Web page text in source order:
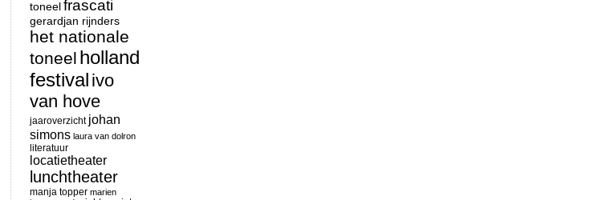
toneelfrascati
gerardjan rijnders
het nationale
toneel holland
festival ivo
van hove
jaaroverzicht johan
simons laura van dolron
literatuur
locatietheater
lunchtheater
manja topper marien